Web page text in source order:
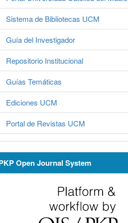
Sistema de Bibliotecas UCM
Guía del Investigador
Repositorio Institucional
Guías Temáticas
Ediciones UCM
Portal de Revistas UCM
Open Journal System